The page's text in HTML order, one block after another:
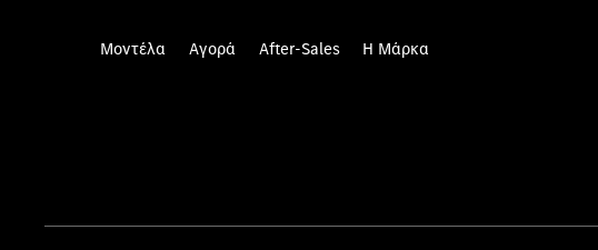
Μοντέλα Αγορά After-Sales Η Μάρκα